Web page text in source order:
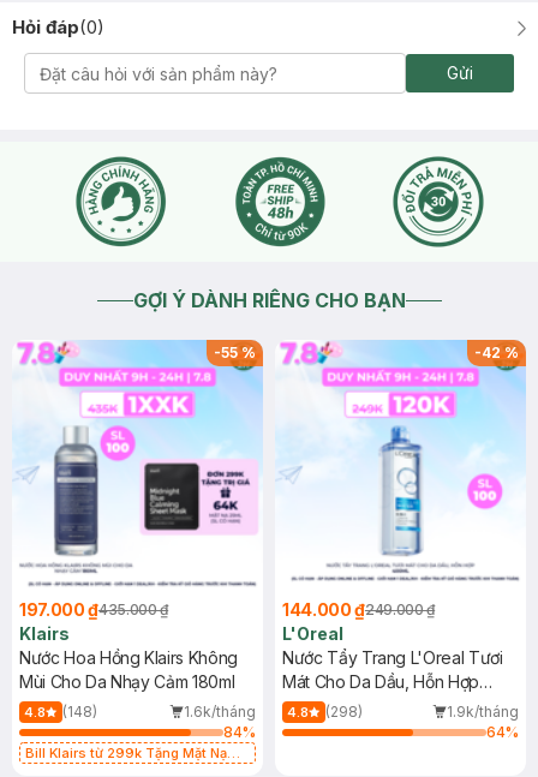
Hỏi đáp(0)
Gửi
GỢI Ý DÀNH RIÊNG CHO BẠN
-55%
197.000 ₫435.000 ₫
Klairs
Nước Hoa Hồng Klairs Không
Mùi Cho Da Nhạy Cảm 180ml
4.8 (148)
1.6k/tháng
84%
Bill Klairs từ 299k Tặng Mặt Nạ
-42%
144.000 ₫249.000 ₫
L'Oreal
Nước Tẩy Trang L'Oreal Tươi
Mát Cho Da Dầu, Hỗn Hợp
400ml
4.8 (298)
1.9k/tháng
64%